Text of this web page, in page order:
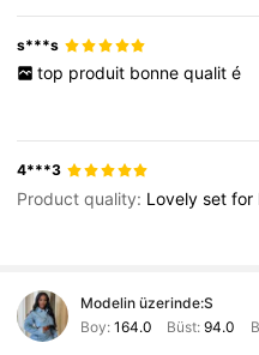
s***s
top produit bonne qualit é
4***3
Product quality: Lovelysetfor
Modelin üzerinde:S
Boy: 164.0 Büst:94.0